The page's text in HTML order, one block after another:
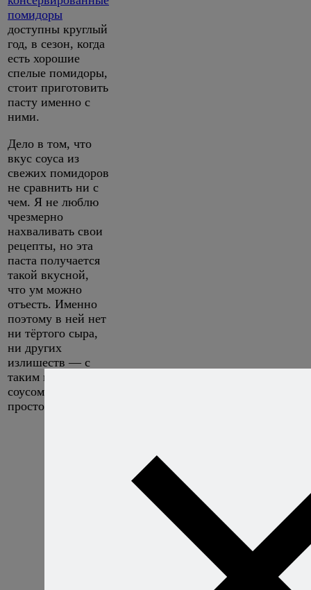
помидоры
доступны круглый
год, в сезон, когда
есть хорошие
спелые помидоры,
стоит приготовить
пасту именно с
ними.
Дело в том, что
вкус соуса из
свежих помидоров
не сравнить ни с
чем. Я не люблю
чрезмерно
нахваливать свои
рецепты, но эта
паста получается
такой вкусной,
что ум можно
отъесть. Именно
поэтому в ней нет
ни тёртого сыра,
ни других
излишеств — с
таким шикарным
соусом они ей
просто ни к чему.
Если только вы
набрели на мой
сайт буквально
вчера, то уже
знаете, что
нужно